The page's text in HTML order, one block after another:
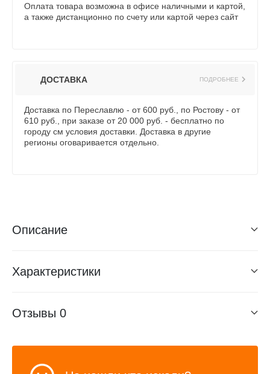
Оплата товара возможна в офисе наличными и картой,
а также дистанционно по счету или картой через сайт
ДОСТАВКА ПОДРОБНЕЕ
Доставка по Переславлю - от 600 руб., по Ростову - от
610 руб., при заказе от 20 000 руб. - бесплатно по
городу см условия доставки. Доставка в другие
регионы оговаривается отдельно.
Описание
Характеристики
Отзывы 0